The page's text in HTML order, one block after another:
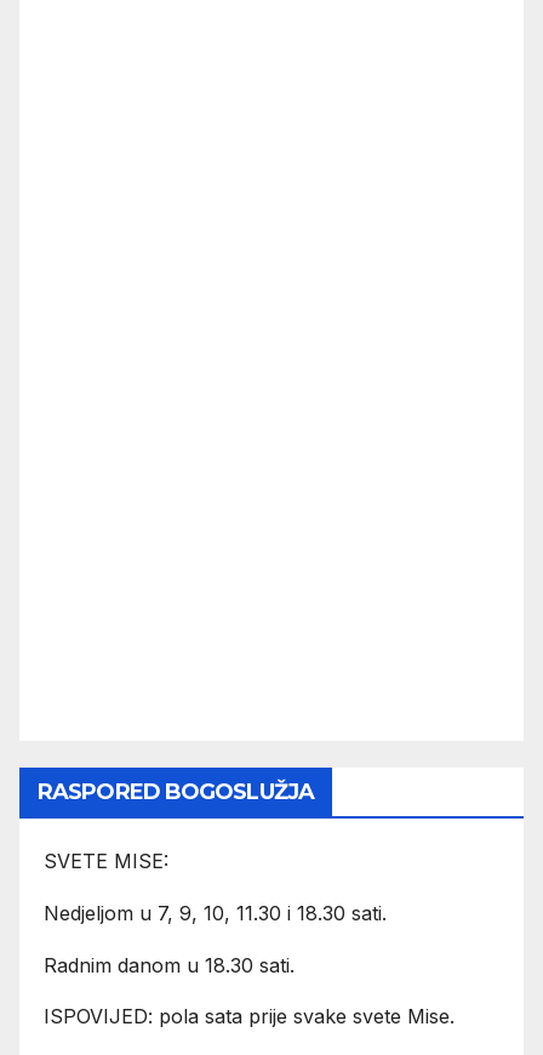
RASPORED BOGOSLUŽJA
SVETE MISE:
Nedjeljom u 7, 9, 10, 11.30 i 18.30 sati.
Radnim danom u 18.30 sati.
ISPOVIJED: pola sata prije svake svete Mise.